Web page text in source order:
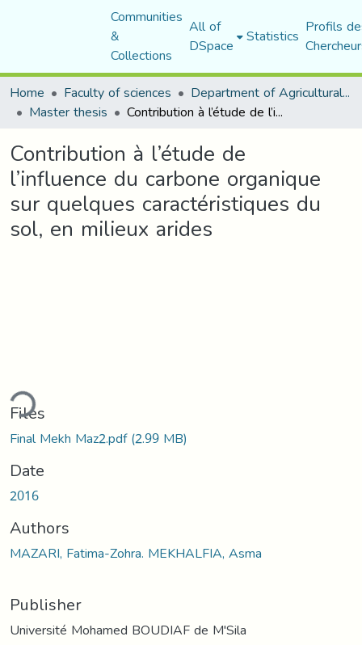
Communities
&
Collections
All of
DSpace Statistics Profils
Home
Faculty of sciences Department of Agricultural Sciences
Master thesis Contribution à l’étude de l’influence du carbone organique sur quelques caractéristiques du sol, en milieux arides
Contribution à l’étude de
l’influence du carbone organique
sur quelques caractéristiques du
sol, en milieux arides
Files
Final Mekh Maz2.pdf(2.99 MB)
Date
2016
Authors
MAZARI, Fatima-Zohra. MEKHALFIA, Asma
Publisher
Université Mohamed BOUDIAF de M'Sila